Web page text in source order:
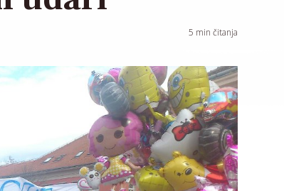
5 min čitanja